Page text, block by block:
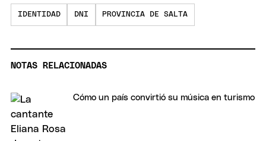
IDENTIDAD DNI PROVINCIA DE SALTA
NOTAS RELACIONADAS
Cómo un país convirtió su música en turismo